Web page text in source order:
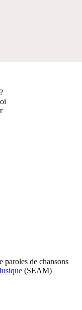
paroles de chansons
(SEAM)